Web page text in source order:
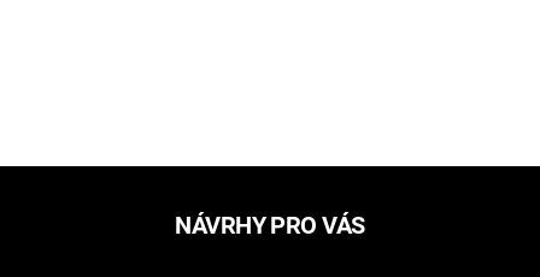
NÁVRHY PRO VÁS